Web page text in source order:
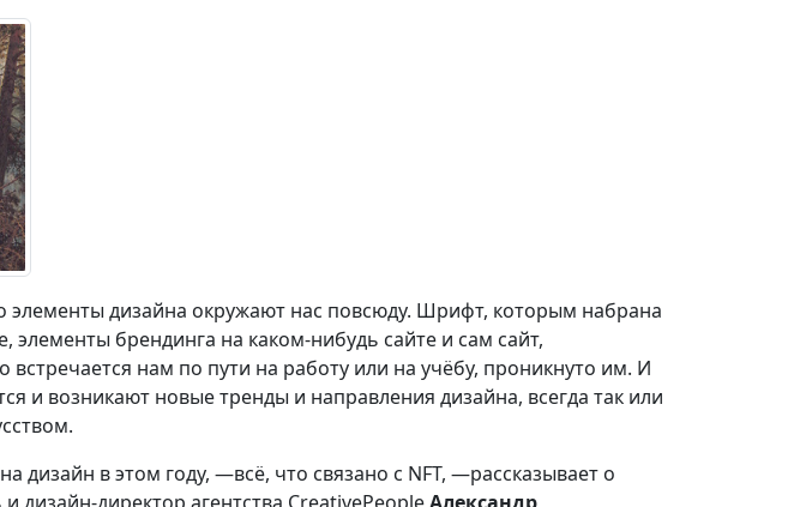
элементы дизайна окружают нас повсюду. Шрифт, которым набрана
элементы брендинга на каком-нибудь сайте и сам сайт,
нам по пути на работу или на учёбу, проникнуто им. И
и возникают новые тренды и направления дизайна, всегда так или
в этом году, —всё, что связано с NFT, —рассказывает о